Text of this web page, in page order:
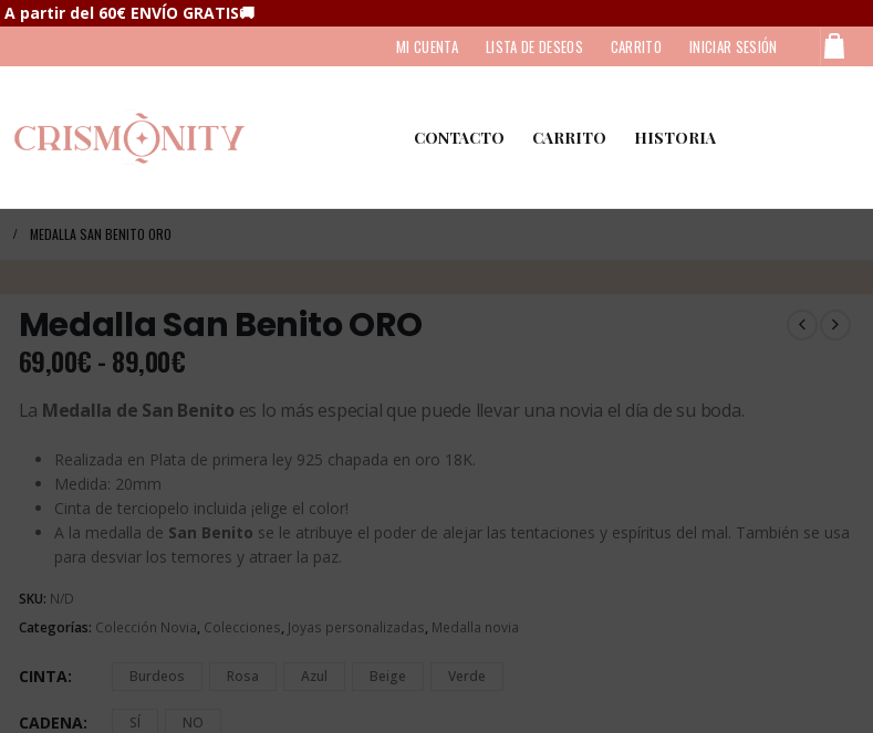
A partir del 60€ ENVÍO GRATIS🚚
MI CUENTA LISTA DE DESEOS CARRITO INICIAR SESIÓN
CONTACTO CARRITO HISTORIA
MEDALLA SAN BENITO ORO
Medalla San Benito ORO
69,00€-89,00€Rango
precios:
69,00€
hasta
89,00€
La Medalla de San Benito es lo más especial que puede llevar una novia el día de su boda.
Realizada en Plata de primera ley 925 chapada en oro 18K.
Medida: 20mm
Cinta de terciopelo incluida ¡elige el color!
A la medalla de San Benito se le atribuye el poder de alejar las tentaciones y espíritus del mal. También se usa
para desviar los temores y atraer la paz.
SKU: N/D
Categorías: Colección Novia, Colecciones, Joyas personalizadas, Medalla novia
CINTA Burdeos Rosa Azul Beige Verde
CADENA SÍ NO